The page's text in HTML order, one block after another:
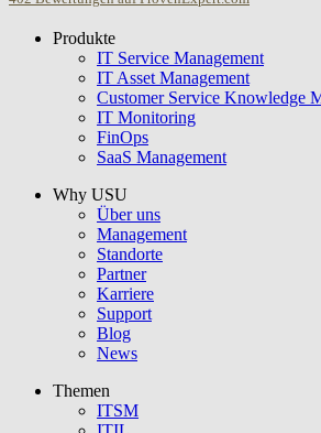
USU GmbH
Produkte
IT Service Management
IT Asset Management
Customer Service Knowledge
IT Monitoring
FinOps
SaaS Management
Why USU
Über uns
Management
Standorte
Partner
Karriere
Support
Blog
News
Themen
ITSM